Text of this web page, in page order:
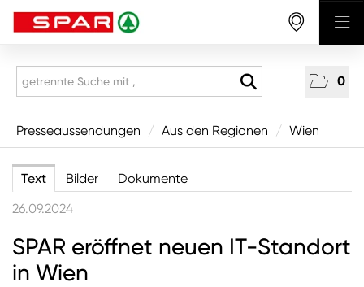
0
Presseaussendungen
Aus den Regionen
Tirol
Salzburg
Presseaussendungen / Aus den Regionen / Wien
Text Bilder
Dokumente
26.09.2024
SPAR eröffnet neuen IT-Standort
in Wien